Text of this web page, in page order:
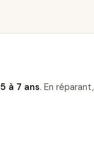
5 à 7 ans. En réparant,